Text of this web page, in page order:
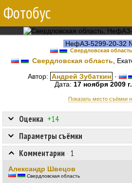
Фотобус
НефАЗ-5299-20-32
Свердловская область
Свердловская область ,
Автор: Андрей Зубаткин ·
Дата: 17 ноября 2009
Показать место съёмки
Оценка +14
Параметры съёмки
Комментарии · 1
Александр Швецов
Свердловская область